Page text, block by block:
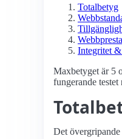
Totalbetyg
Integritet
Maxbetyget är 5
fungerande testet
Det